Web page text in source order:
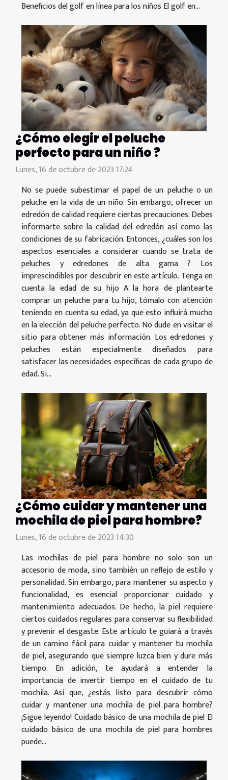
Beneficios del golf en línea para los niños El golf en...
¿Cómo elegir el peluche
perfecto para un niño ?
Lunes, 16 de octubre de 2023 17:24
No se puede subestimar el papel de un peluche o un
peluche en la vida de un niño. Sin embargo, ofrecer un
edredón de calidad requiere ciertas precauciones. Debes
informarte sobre la calidad del edredón así como las
condiciones de su fabricación. Entonces, ¿cuáles son los
aspectos esenciales a considerar cuando se trata de
peluches y edredones de alta gama ? Los
imprescindibles por descubrir en este artículo. Tenga en
cuenta la edad de su hijo A la hora de plantearte
comprar un peluche para tu hijo, tómalo con atención
teniendo en cuenta su edad, ya que esto influirá mucho
en la elección del peluche perfecto. No dude en visitar el
sitio para obtener más información. Los edredones y
peluches están especialmente diseñados para
satisfacer las necesidades específicas de cada grupo de
edad. Si...
¿Cómo cuidar y mantener una
mochila de piel para hombre?
Lunes, 16 de octubre de 2023 14:30
Las mochilas de piel para hombre no solo son un
accesorio de moda, sino también un reflejo de estilo y
personalidad. Sin embargo, para mantener su aspecto y
funcionalidad, es esencial proporcionar cuidado y
mantenimiento adecuados. De hecho, la piel requiere
ciertos cuidados regulares para conservar su flexibilidad
y prevenir el desgaste. Este artículo te guiará a través
de un camino fácil para cuidar y mantener tu mochila
de piel, asegurando que siempre luzca bien y dure más
tiempo. En adición, te ayudará a entender la
importancia de invertir tiempo en el cuidado de tu
mochila. Así que, ¿estás listo para descubrir cómo
cuidar y mantener una mochila de piel para hombre?
¡Sigue leyendo! Cuidado básico de una mochila de piel El
cuidado básico de una mochila de piel para hombres
puede...